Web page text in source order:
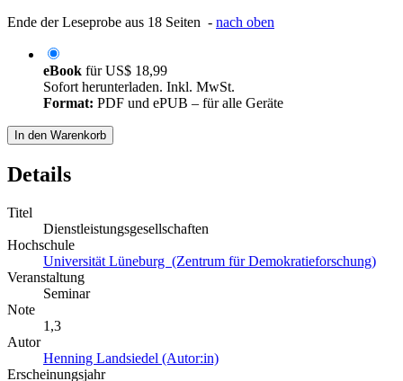
Ende der Leseprobe aus 18 Seiten - nach oben
eBook fürUS$ 18,99
Sofort herunterladen. Inkl. MwSt.
Format: PDF und ePUB – für alle Geräte
In den Warenkorb
Details
Titel
Dienstleistungsgesellschaften
Hochschule
Universität Lüneburg (Zentrum für Demokratieforschung)
Veranstaltung
Seminar
Note
1,3
Autor
Henning Landsiedel (Autor:in)
Erscheinungsjahr